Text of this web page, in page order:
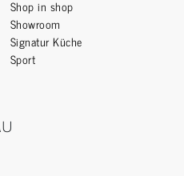
Shop in shop
Showroom
Signatur Küche
Sport